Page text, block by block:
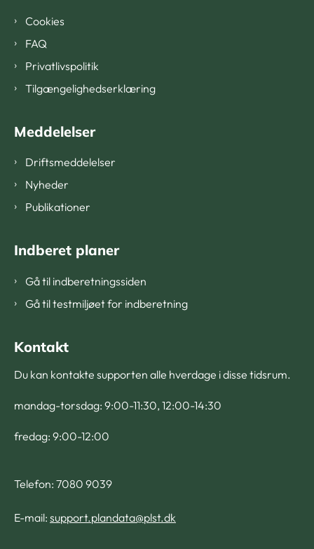
Cookies
FAQ
Privatlivspolitik
Tilgængelighedserklæring
Meddelelser
Driftsmeddelelser
Nyheder
Publikationer
Indberet planer
Gå til indberetningssiden
Gå til testmiljøet for indberetning
Kontakt
Du kan kontakte supporten alle hverdage i disse tidsrum.
mandag-torsdag: 9:00-11:30, 12:00-14:30
fredag: 9:00-12:00
Telefon: 7080 9039
E-mail: support.plandata@plst.dk